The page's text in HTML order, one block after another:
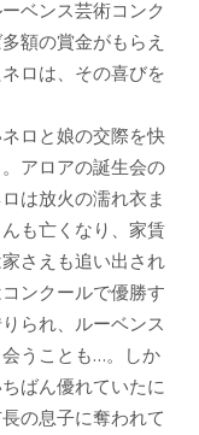
ベンス芸術コンク
額の賞金がもらえ
ロは、その喜びを
ロと娘の交際を快
アロアの誕生会の
は放火の濡れ衣ま
も亡くなり、家賃
さえも追い出され
ンクールで優勝す
られ、ルーベンス
うことも…。しか
ばん優れていたに
の息子に奪われて